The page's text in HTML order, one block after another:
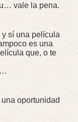
vale la pena.
sí una película
es una
que, o te
oportunidad